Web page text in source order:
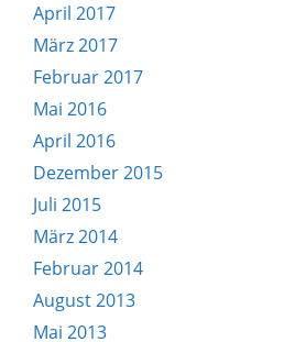
April 2017
März 2017
Februar 2017
Mai 2016
April 2016
Dezember 2015
Juli 2015
März 2014
Februar 2014
August 2013
Mai 2013